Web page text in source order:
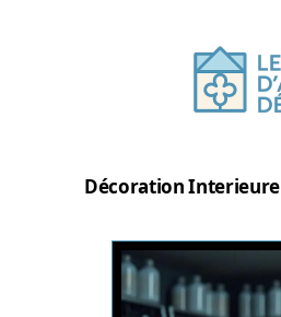
Décoration Interieure